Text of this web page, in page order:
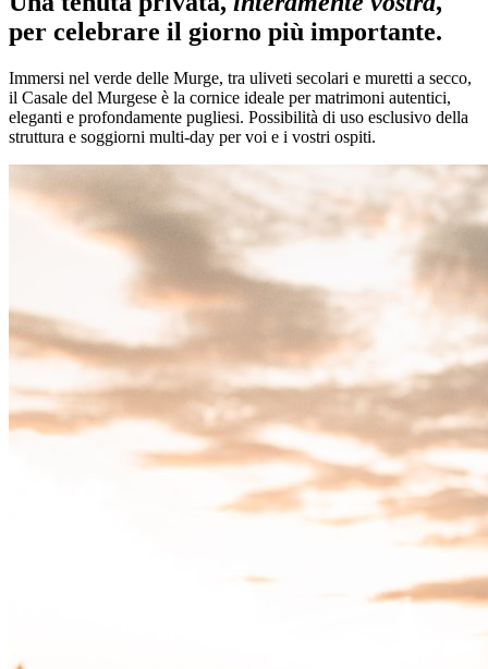
per celebrare il giorno più importante.
Immersi nel verde delle Murge, tra uliveti secolari e muretti a secco,
il Casale del Murgese è la cornice ideale per matrimoni autentici,
eleganti e profondamente pugliesi. Possibilità di uso esclusivo della
struttura e soggiorni multi-day per voi e i vostri ospiti.